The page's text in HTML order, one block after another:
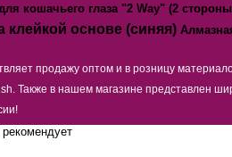
кошачьего глаза "2 Way" (2
клейкой основе (синяя)
продажу оптом и в розницу
Также в нашем магазине представлен